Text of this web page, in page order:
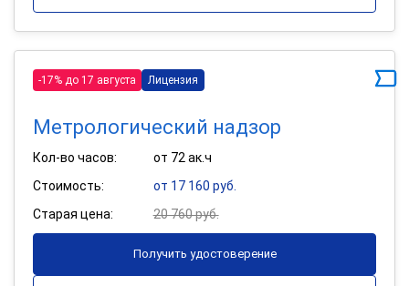
-17% до 17 августа Лицензия
Метрологический надзор
Кол-во часов:
от 72 ак.ч
Стоимость:
от 17 160 руб.
Старая цена:
20 760 руб.
Получить удостоверение